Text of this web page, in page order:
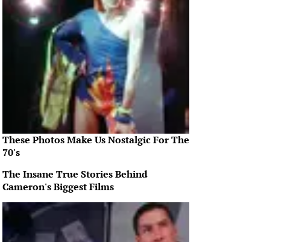
These Photos Make Us Nostalgic For The
70's
The Insane True Stories Behind
Cameron's Biggest Films